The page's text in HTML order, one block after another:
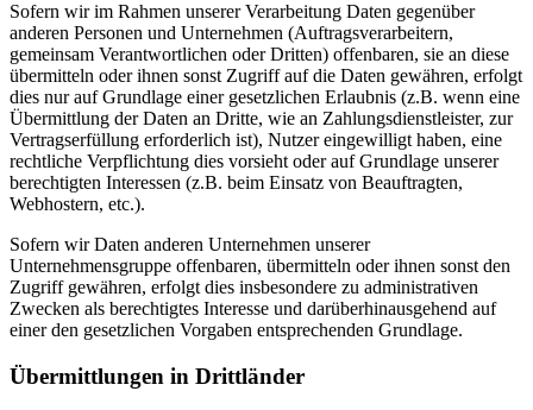
Sofern wir im Rahmen unserer Verarbeitung Daten gegenüber
anderen Personen und Unternehmen (Auftragsverarbeitern,
gemeinsam Verantwortlichen oder Dritten) offenbaren, sie an diese
übermitteln oder ihnen sonst Zugriff auf die Daten gewähren, erfolgt
dies nur auf Grundlage einer gesetzlichen Erlaubnis (z.B. wenn eine
Übermittlung der Daten an Dritte, wie an Zahlungsdienstleister, zur
Vertragserfüllung erforderlich ist), Nutzer eingewilligt haben, eine
rechtliche Verpflichtung dies vorsieht oder auf Grundlage unserer
berechtigten Interessen (z.B. beim Einsatz von Beauftragten,
Webhostern, etc.).
Sofern wir Daten anderen Unternehmen unserer
Unternehmensgruppe offenbaren, übermitteln oder ihnen sonst den
Zugriff gewähren, erfolgt dies insbesondere zu administrativen
Zwecken als berechtigtes Interesse und darüberhinausgehend auf
einer den gesetzlichen Vorgaben entsprechenden Grundlage.
Übermittlungen in Drittländer